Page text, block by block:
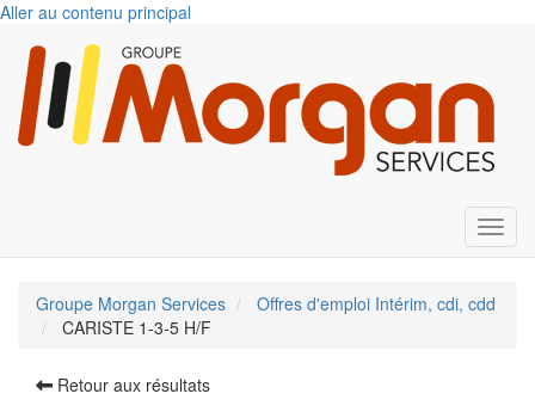
Aller au contenu principal
Groupe Morgan Services
Offres d'emploi Intérim, cdi, cdd
CARISTE 1-3-5 H/F
Retour aux résultats